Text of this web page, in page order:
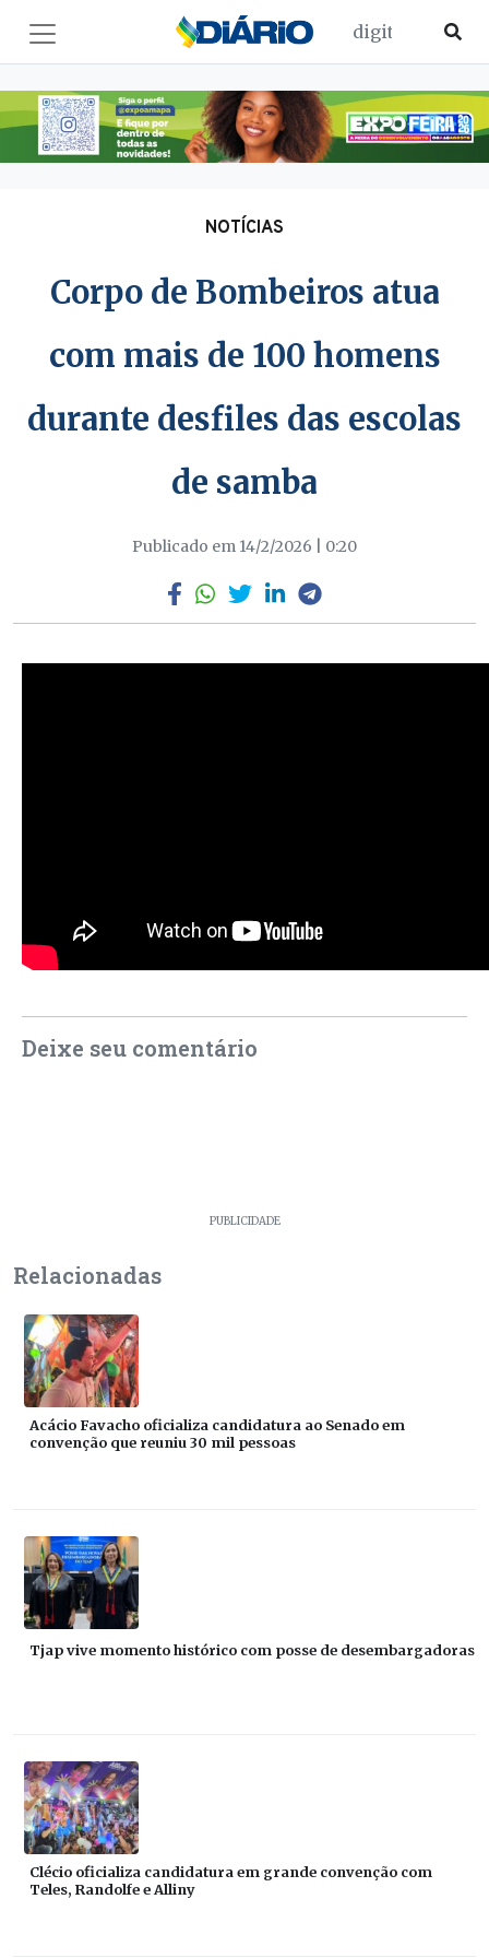
NOTÍCIAS
Corpo de Bombeiros atua
com mais de 100 homens
durante desfiles das escolas
de samba
Publicado em 14/2/2026 | 0:20
Deixe seu comentário
PUBLICIDADE
Relacionadas
Acácio Favacho oficializa candidatura ao Senado em
convenção que reuniu 30 mil pessoas
Tjap vive momento histórico com posse de desembargadoras
Clécio oficializa candidatura em grande convenção com
Teles, Randolfe e Alliny